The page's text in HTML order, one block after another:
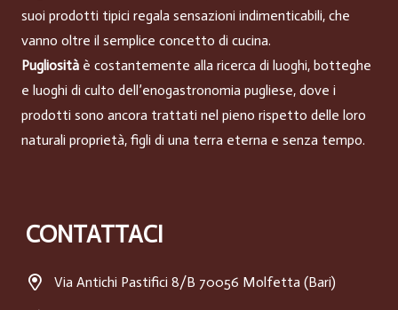
suoi prodotti tipici regala sensazioni indimenticabili, che
vanno oltre il semplice concetto di cucina.
Pugliosità è costantemente alla ricerca di luoghi, botteghe
e luoghi di culto dell’enogastronomia pugliese, dove i
prodotti sono ancora trattati nel pieno rispetto delle loro
naturali proprietà, figli di una terra eterna e senza tempo.
CONTATTACI
Via Antichi Pastifici 8/B 70056 Molfetta (Bari)